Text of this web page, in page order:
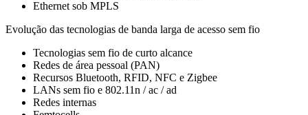
Ethernet sob MPLS
Evolução das tecnologias de banda larga de acesso sem fio
Tecnologias sem fio de curto alcance
Redes de área pessoal (PAN)
Recursos Bluetooth, RFID, NFC e Zigbee
LANs sem fio e 802.11n / ac / ad
Redes internas